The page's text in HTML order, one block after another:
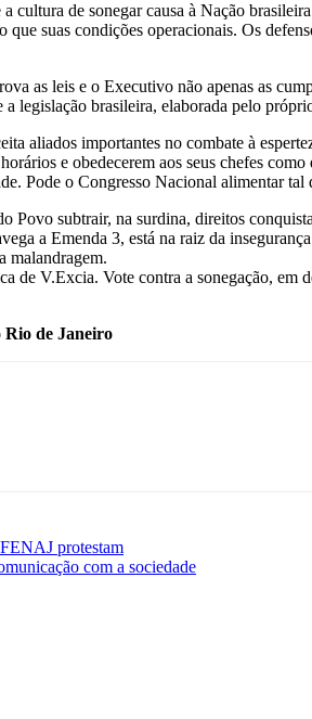
cultura de sonegar causa à Nação
suas condições operacionais. Os
as leis e o Executivo não apenas as
legislação brasileira, elaborada pelo
aliados importantes no combate à
e obedecerem aos seus chefes
Pode o Congresso Nacional alimentar tal
Povo subtrair, na surdina, direitos
a Emenda 3, está na raiz da
malandragem.
de V.Excia. Vote contra a sonegação,
Rio de Janeiro
protestam
com a sociedade